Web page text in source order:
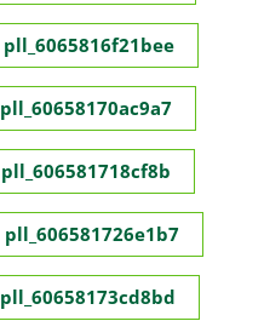
pll_6065816f21bee
pll_60658170ac9a7
pll_606581718cf8b
pll_606581726e1b7
pll_60658173cd8bd